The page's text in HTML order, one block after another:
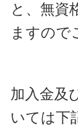
と、無資
ますので
加入金及
いては下